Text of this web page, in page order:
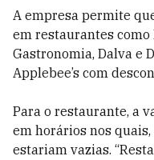
A empresa permite
em restaurantes
Gastronomia, Dalva e
Applebee’s com
Para o restaurante, a
em horários nos
estariam vazias.